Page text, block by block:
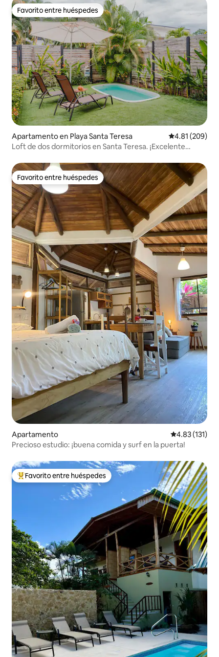
Favorito entre huéspedes
Favorito entre huéspedes
Apartamento en Playa Santa Teresa Calificación
4.81 (209)
Loft de dos dormitorios en Santa Teresa. ¡Excelente
Favorito entre huéspedes
Favorito entre huéspedes
Apartamento Calificación
4.83 (131)
Precioso estudio: ¡buena comida y surf en la puerta!
Favorito entre huéspedes preferido
Favorito entre huéspedes